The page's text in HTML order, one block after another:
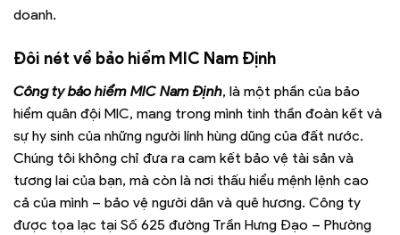
doanh.
Đôi nét về bảo hiểm MIC Nam Định
Công ty bảo hiểm MIC Nam Định, là một phần của bảo
hiểm quân đội MIC, mang trong mình tinh thần đoàn kết và
sự hy sinh của những người lính hùng dũng của đất nước.
Chúng tôi không chỉ đưa ra cam kết bảo vệ tài sản và
tương lai của bạn, mà còn là nơi thấu hiểu mệnh lệnh cao
cả của mình – bảo vệ người dân và quê hương. Công ty
được tọa lạc tại Số 625 đường Trần Hưng Đạo – Phường